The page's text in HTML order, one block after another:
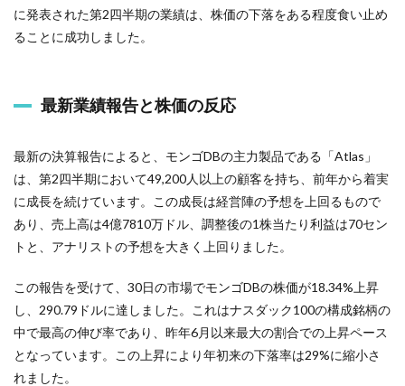
に発表された第2四半期の業績は、株価の下落をある程度食い止め
ることに成功しました。
最新業績報告と株価の反応
最新の決算報告によると、モンゴDBの主力製品である「Atlas」
は、第2四半期において49,200人以上の顧客を持ち、前年から着実
に成長を続けています。この成長は経営陣の予想を上回るもので
あり、売上高は4億7810万ドル、調整後の1株当たり利益は70セン
トと、アナリストの予想を大きく上回りました。
この報告を受けて、30日の市場でモンゴDBの株価が18.34%上昇
し、290.79ドルに達しました。これはナスダック100の構成銘柄の
中で最高の伸び率であり、昨年6月以来最大の割合での上昇ペース
となっています。この上昇により年初来の下落率は29%に縮小さ
れました。